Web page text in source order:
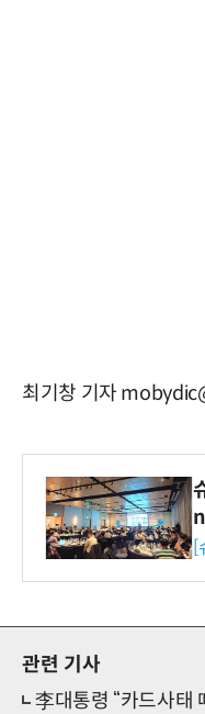
최기창 기자
[
관련 기사
李대통령 “카드사태 때 세금으